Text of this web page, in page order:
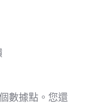
數據點。您還